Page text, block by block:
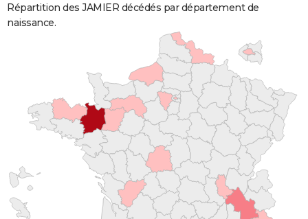
Répartition des JAMIER décédés par département de
naissance.